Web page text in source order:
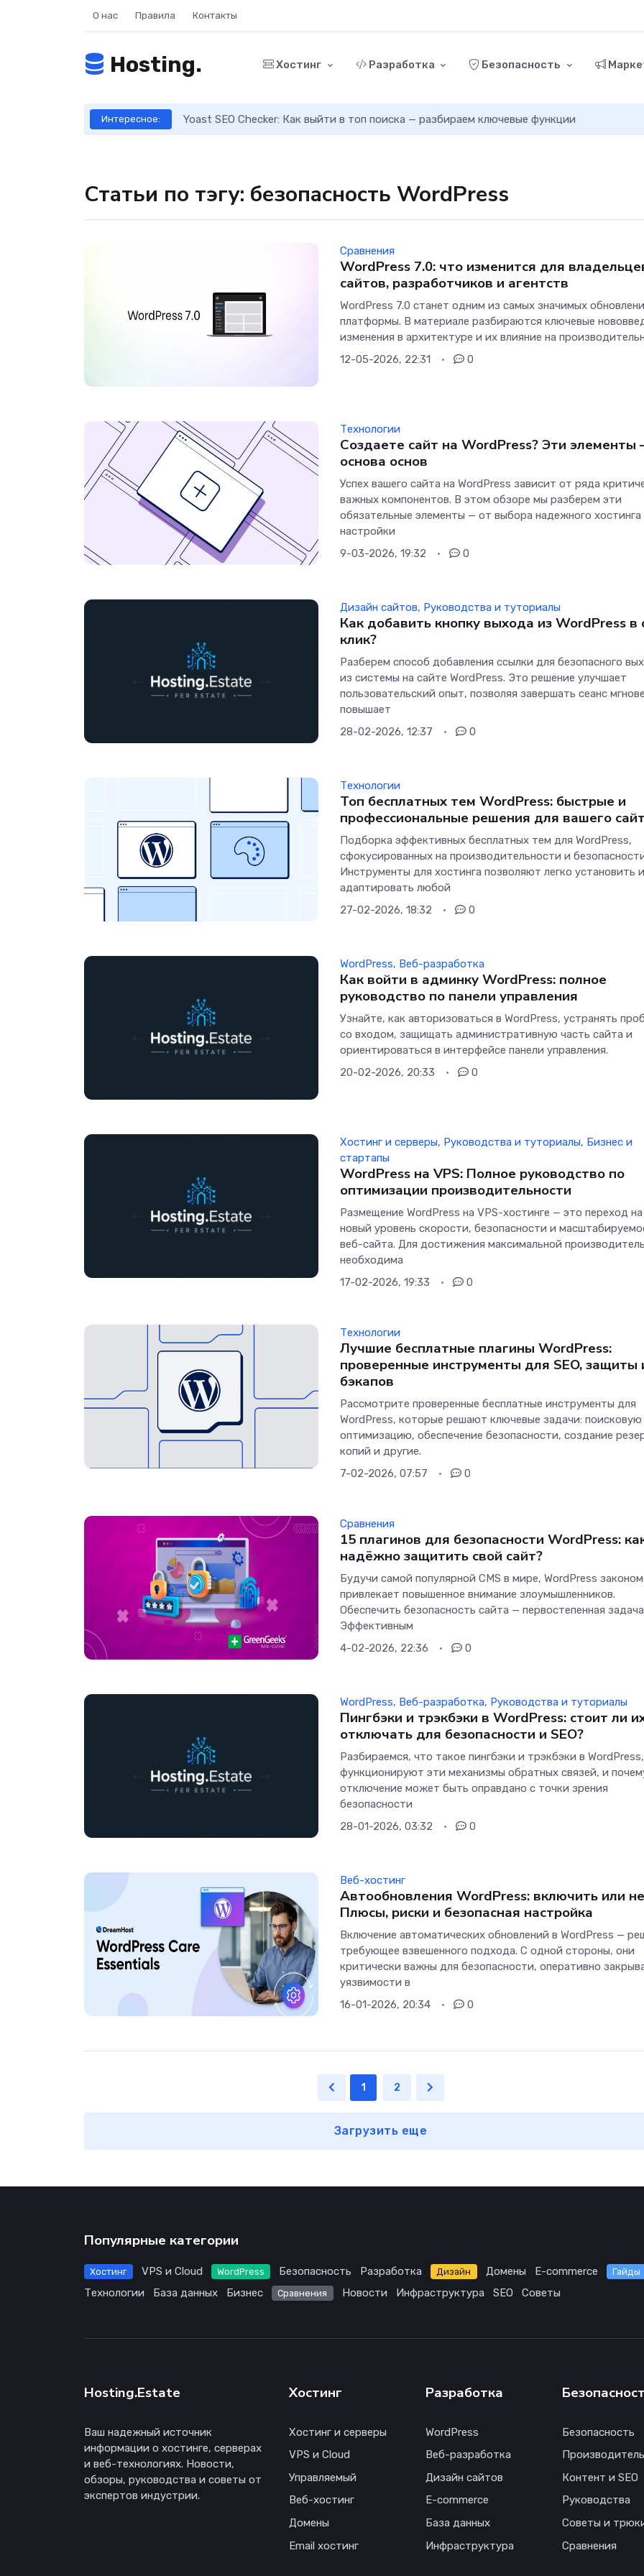
О нас Правила Контакты
Hosting. Хостинг Разработка Безопасность
Интересное: Yoast SEO Checker: Как выйти в топ поиска — разбираем ключевые функции
Статьи по тэгу: безопасность WordPress
Сравнения
WordPress 7.0: что изменится для
сайтов, разработчиков и агентств
WordPress 7.0 станет одним из самых значимых
платформы. В материале разбираются ключевые
изменения в архитектуре и их влияние на
12-05-2026, 22:31
0
Технологии
Создаете сайт на WordPress? Эти
основа основ
Успех вашего сайта на WordPress зависит от ряда
важных компонентов. В этом обзоре мы разберем эти
обязательные элементы — от выбора надежного хостинга
настройки
9-03-2026, 19:32
0
Дизайн сайтов, Руководства и туториалы
Как добавить кнопку выхода из WordPress в
клик?
Разберем способ добавления ссылки для безопасного
из системы на сайте WordPress. Это решение улучшает
пользовательский опыт, позволяя завершать сеанс
повышает
28-02-2026, 12:37
0
Технологии
Топ бесплатных тем WordPress: быстрые и
профессиональные решения для вашего
Подборка эффективных бесплатных тем для WordPress,
сфокусированных на производительности и
Инструменты для хостинга позволяют легко установить и
адаптировать любой
27-02-2026, 18:32
0
WordPress, Веб-разработка
Как войти в админку WordPress: полное
руководство по панели управления
Узнайте, как авторизоваться в WordPress, устранять
со входом, защищать административную часть сайта и
ориентироваться в интерфейсе панели управления.
20-02-2026, 20:33
0
Хостинг и серверы, Руководства и туториалы, Бизнес и
стартапы
WordPress на VPS: Полное руководство по
оптимизации производительности
Размещение WordPress на VPS-хостинге — это переход на
новый уровень скорости, безопасности и
веб-сайта. Для достижения максимальной
необходима
17-02-2026, 19:33
0
Технологии
Лучшие бесплатные плагины WordPress:
проверенные инструменты для SEO, защиты
бэкапов
Рассмотрите проверенные бесплатные инструменты для
WordPress, которые решают ключевые задачи: поисковую
оптимизацию, обеспечение безопасности, создание
копий и другие.
7-02-2026, 07:57
0
Сравнения
15 плагинов для безопасности WordPress:
надёжно защитить свой сайт?
Будучи самой популярной CMS в мире, WordPress
привлекает повышенное внимание злоумышленников.
Обеспечить безопасность сайта — первостепенная
Эффективным
4-02-2026, 22:36
0
WordPress, Веб-разработка, Руководства и туториалы
Пингбэки и трэкбэки в WordPress: стоит ли
отключать для безопасности и SEO?
Разбираемся, что такое пингбэки и трэкбэки в
функционируют эти механизмы обратных связей, и
отключение может быть оправдано с точки зрения
безопасности
28-01-2026, 03:32
0
Веб-хостинг
Автообновления WordPress: включить или
Плюсы, риски и безопасная настройка
Включение автоматических обновлений в WordPress —
требующее взвешенного подхода. С одной стороны, они
критически важны для безопасности, оперативно
уязвимости в
16-01-2026, 20:34
0
1 2
Загрузить еще
Популярные категории
Хостинг VPS и Cloud WordPress Безопасность Разработка Дизайн Домены E-commerce Гайды
Технологии База данных Бизнес Сравнения Новости Инфраструктура SEO Советы
Hosting.Estate
Ваш надежный источник
информации о хостинге, серверах
и веб-технологиях. Новости,
обзоры, руководства и советы от
экспертов индустрии.
Хостинг
Хостинг и серверы
VPS и Cloud
Управляемый
Веб-хостинг
Домены
Email хостинг
Разработка
WordPress
Веб-разработка
Дизайн сайтов
E-commerce
База данных
Инфраструктура
Безопасность
Контент и SEO
Руководства
Советы и
Сравнения